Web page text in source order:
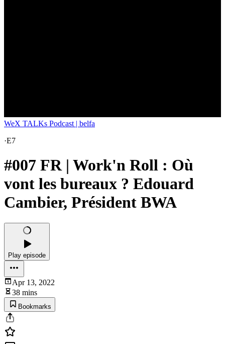
WeX TALKs Podcast | belfa
·E7
#007 FR | Work'n Roll : Où
vont les bureaux ? Edouard
Cambier, Président BWA
Play episode
Apr 13, 2022
38 mins
Bookmarks